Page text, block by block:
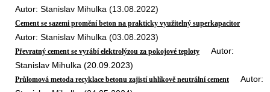
Autor: Stanislav Mihulka (13.08.2022)
Cement se sazemi promění beton na prakticky využitelný superkapacitor
Autor: Stanislav Mihulka (03.08.2023)
Převratný cement se vyrábí elektrolýzou za pokojové teploty Autor:
Stanislav Mihulka (20.09.2023)
Průlomová metoda recyklace betonu zajistí uhlíkově neutrální cement Autor: